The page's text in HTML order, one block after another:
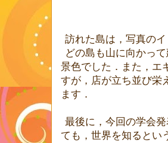
訪れた島は，写真の
どの島も山に向かっ
景色でした．また，エ
すが，店が立ち並び栄
ます．
最後に，今回の学会
ても，世界を知るとい